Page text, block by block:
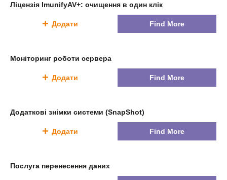
Ліцензія ImunifyAV+: очищення в один клік
Додати Find More
Моніторинг роботи сервера
Додати Find More
Додаткові знімки системи (SnapShot)
Додати Find More
Послуга перенесення даних